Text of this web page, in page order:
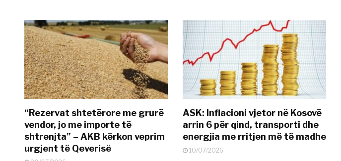
“Rezervat shtetërore me grurë
vendor, jo me importe të
shtrenjta” – AKB kërkon veprim
urgjent të Qeverisë
ASK: Inflacioni vjetor në Kosovë
arrin 6 për qind, transporti dhe
energjia me rritjen më të madhe
10/07/2026